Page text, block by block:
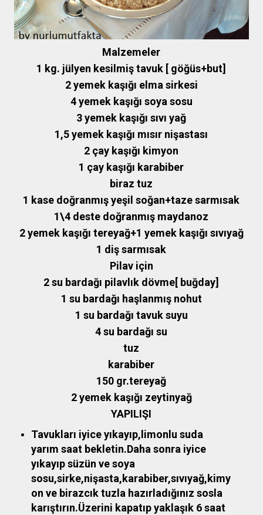
Malzemeler
1 kg. jülyen kesilmiş tavuk [ göğüs+but]
2 yemek kaşığı elma sirkesi
4 yemek kaşığı soya sosu
3 yemek kaşığı sıvı yağ
1,5 yemek kaşığı mısır nişastası
2 çay kaşığı kimyon
1 çay kaşığı karabiber
biraz tuz
1 kase doğranmış yeşil soğan+taze sarmısak
1\4 deste doğranmış maydanoz
2 yemek kaşığı tereyağ+1 yemek kaşığı sıvıyağ
1 diş sarmısak
Pilav için
2 su bardağı pilavlık dövme[ buğday]
1 su bardağı haşlanmış nohut
1 su bardağı tavuk suyu
4 su bardağı su
tuz
karabiber
150 gr.tereyağ
2 yemek kaşığı zeytinyağ
YAPILIŞI
Tavukları iyice yıkayıp,limonlu suda
yarım saat bekletin.Daha sonra iyice
yıkayıp süzün ve soya
sosu,sirke,nişasta,karabiber,sıvıyağ,kimy
on ve birazcık tuzla hazırladığınız sosla
karıştırın.Üzerini kapatıp yaklaşık 6 saat